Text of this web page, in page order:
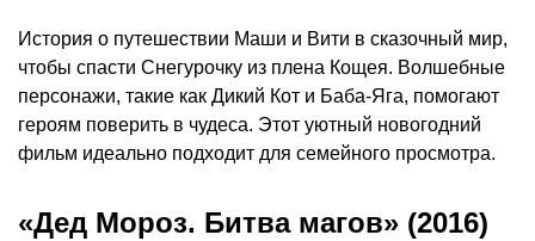
История о путешествии Маши и Вити в сказочный мир,
чтобы спасти Снегурочку из плена Кощея. Волшебные
персонажи, такие как Дикий Кот и Баба-Яга, помогают
героям поверить в чудеса. Этот уютный новогодний
фильм идеально подходит для семейного просмотра.
«Дед Мороз. Битва магов» (2016)